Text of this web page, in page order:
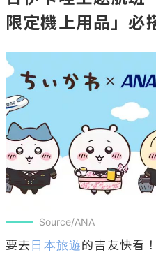
限定機上用品」必
Source/ANA
要去日本旅遊的吉友快看